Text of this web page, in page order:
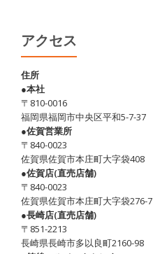
アクセス
住所
●本社
〒810-0016
福岡県福岡市中央区平和5-7-37
●佐賀営業所
〒840-0023
佐賀県佐賀市本庄町大字袋408
●佐賀店(直売店舗)
〒840-0023
佐賀県佐賀市本庄町大字袋276-7
●長崎店(直売店舗)
〒851-2213
長崎県長崎市多以良町2160-98